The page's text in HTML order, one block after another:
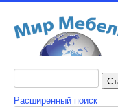
Расширенный поиск